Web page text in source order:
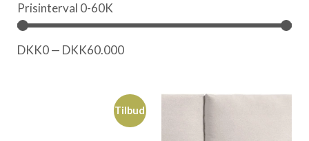
Prisinterval 0-60K
DKK0— DKK60.000
Tilbud